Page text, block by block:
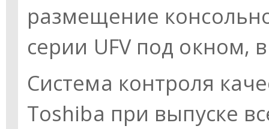
размещение
серии UFV под окном,
Система контроля
Toshiba при выпуске